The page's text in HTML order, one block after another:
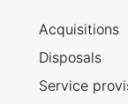
Acquisitions
Disposals
Service